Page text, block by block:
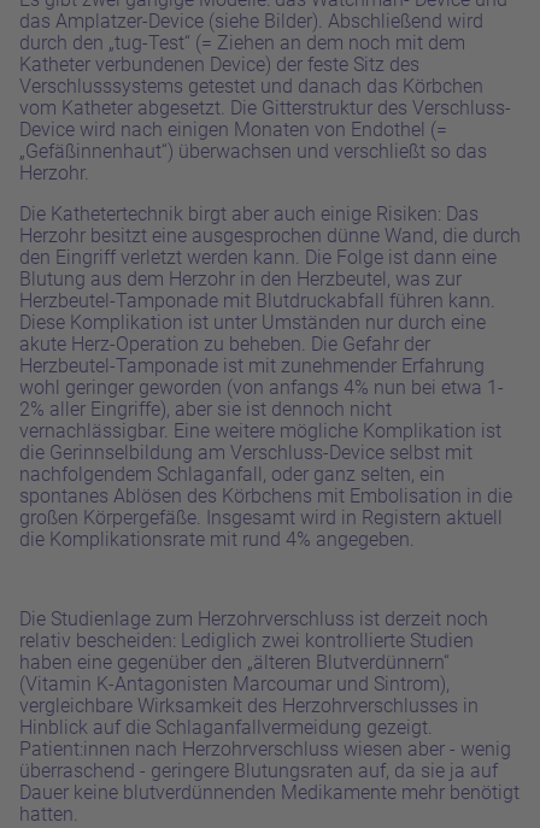
das Amplatzer-Device (siehe Bilder). Abschließend wird
durch den „tug-Test“ (= Ziehen an dem noch mit dem
Katheter verbundenen Device) der feste Sitz des
Verschlusssystems getestet und danach das Körbchen
vom Katheter abgesetzt. Die Gitterstruktur des Verschluss-
Device wird nach einigen Monaten von Endothel (=
„Gefäßinnenhaut“) überwachsen und verschließt so das
Herzohr.
Die Kathetertechnik birgt aber auch einige Risiken: Das
Herzohr besitzt eine ausgesprochen dünne Wand, die durch
den Eingriff verletzt werden kann. Die Folge ist dann eine
Blutung aus dem Herzohr in den Herzbeutel, was zur
Herzbeutel-Tamponade mit Blutdruckabfall führen kann.
Diese Komplikation ist unter Umständen nur durch eine
akute Herz-Operation zu beheben. Die Gefahr der
Herzbeutel-Tamponade ist mit zunehmender Erfahrung
wohl geringer geworden (von anfangs 4% nun bei etwa 1-
2% aller Eingriffe), aber sie ist dennoch nicht
vernachlässigbar. Eine weitere mögliche Komplikation ist
die Gerinnselbildung am Verschluss-Device selbst mit
nachfolgendem Schlaganfall, oder ganz selten, ein
spontanes Ablösen des Körbchens mit Embolisation in die
großen Körpergefäße. Insgesamt wird in Registern aktuell
die Komplikationsrate mit rund 4% angegeben.
Die Studienlage zum Herzohrverschluss ist derzeit noch
relativ bescheiden: Lediglich zwei kontrollierte Studien
haben eine gegenüber den „älteren Blutverdünnern“
(Vitamin K-Antagonisten Marcoumar und Sintrom),
vergleichbare Wirksamkeit des Herzohrverschlusses in
Hinblick auf die Schlaganfallvermeidung gezeigt.
Patient:innen nach Herzohrverschluss wiesen aber - wenig
überraschend - geringere Blutungsraten auf, da sie ja auf
Dauer keine blutverdünnenden Medikamente mehr benötigt
hatten.